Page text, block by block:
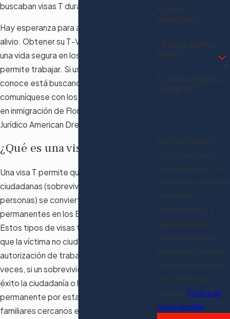
buscaban visas T durante años.
Hay esperanza para aquellos que buscan
alivio. Obtener su T-Visa abre la puerta a
una vida segura en los Estados Unidos y le
permite trabajar. Si usted o alguien que
conoce está buscando una visa T,
comuníquese con los abogados expertos
en inmigración de Florida en el Estudio
Jurídico American Dream®.
¿Qué es una visa T?
Una visa T permite que las víctimas no
ciudadanas (sobrevivientes de la trata de
personas) se conviertan en residentes
permanentes en los Estados Unidos.
Estos tipos de visas también permiten
que la víctima no ciudadana obtenga una
autorización de trabajo en los EE. UU. A
veces, si un sobreviviente obtiene con
éxito la ciudadanía o la residencia
permanente por estas circunstancias, sus
familiares cercanos eventualmente
*Correo
electrónico
¿Eres un cliente
nuevo?
*Como podemos
ayudarte?
Al enviar, acepta ser
contactado acerca
de su solicitud y otra
información utilizando
tecnología
automatizada. La
frecuencia de los
mensajes varía. Se
pueden aplicar tarifas
de mensajes y datos.
Envía STOP para
cancelar. Política de
uso aceptable